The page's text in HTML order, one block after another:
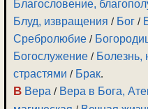
Благословение,
Блуд, извращения / Бог /
Сребролюбие /
Богослужение / Болезнь,
страстями / Брак.
В Вера / Вера в Бога,